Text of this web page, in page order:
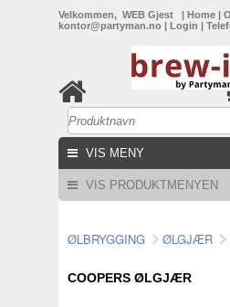
Velkommen, WEB Gjest | Home |
kontor@partyman.no | Login |
VIS MENY
VIS PRODUKTMENYEN
ØLBRYGGING ØLGJÆR
COOPERS ØLGJÆR